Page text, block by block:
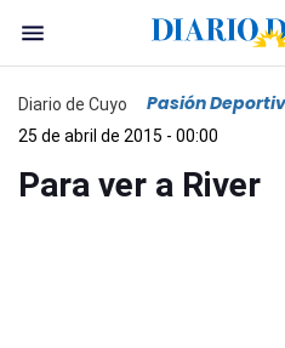
Diario de Cuyo Pasión
25 de abril de 2015 - 00:00
Para ver a River